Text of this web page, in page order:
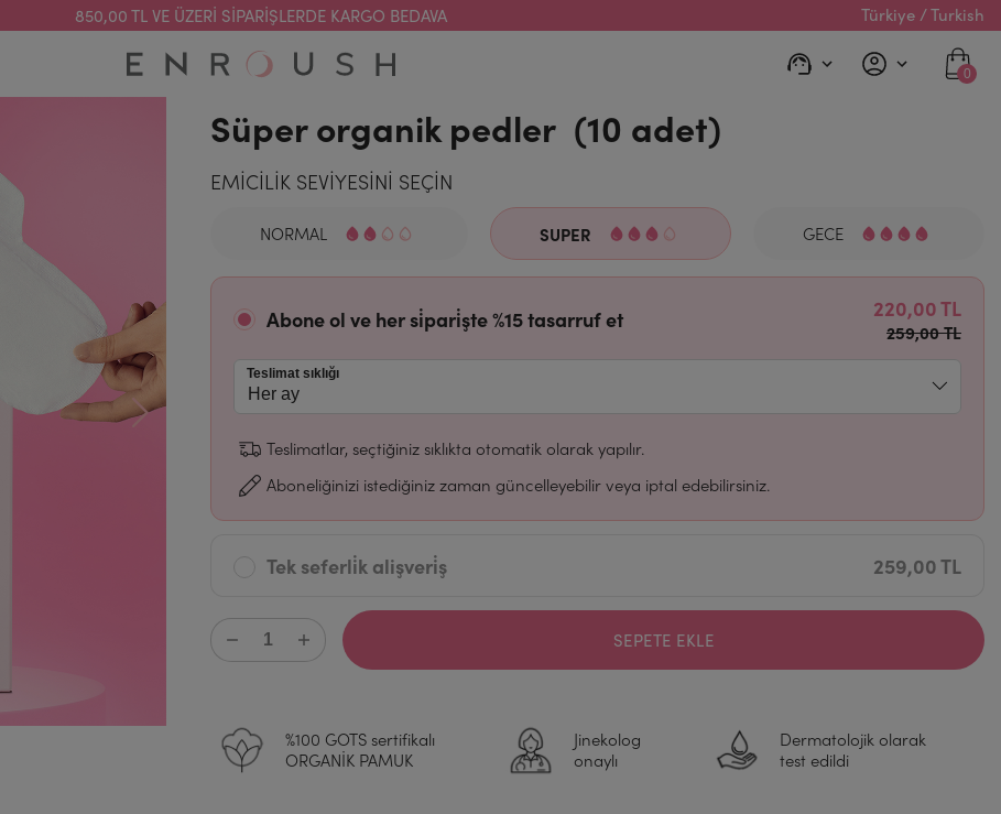
850,00 TL VE ÜZERI SIPARIŞLERDE KARGO BEDAVA Türkiye / Turkish
0
Süper organik pedler (10 adet)
EMİCİLİK SEVİYESİNİ SEÇİN
NORMAL SUPER GECE
Abone ol ve her si̇pari̇şte%15 tasarruf et 220,00 TL
259,00 TL
Teslimat sıklığı
Teslimatlar, seçtiğiniz sıklıkta otomatik olarak yapılır.
Aboneliğinizi istediğiniz zaman güncelleyebilir veya iptal edebilirsiniz.
Tek seferli̇k alişveri̇ş 259,00 TL
SEPETE EKLE
%100 GOTS sertifikalı
ORGANİK PAMUK
Jinekolog
onaylı
Dermatolojik olarak
test edildi